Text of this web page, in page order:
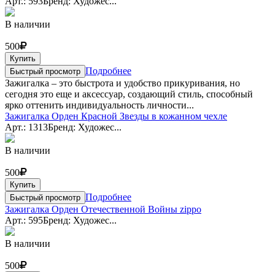
В наличии
500
Купить
Быстрый просмотр Подробнее
Зажигалка – это быстрота и удобство прикуривания, но
сегодня это еще и аксессуар, создающий стиль, способный
ярко оттенить индивидуальность личности...
Зажигалка Орден Красной Звезды в кожанном чехле
Арт.: 1313Бренд: Художес...
В наличии
500
Купить
Быстрый просмотр Подробнее
Зажигалка Орден Отечественной Войны zippo
Арт.: 595Бренд: Художес...
В наличии
500